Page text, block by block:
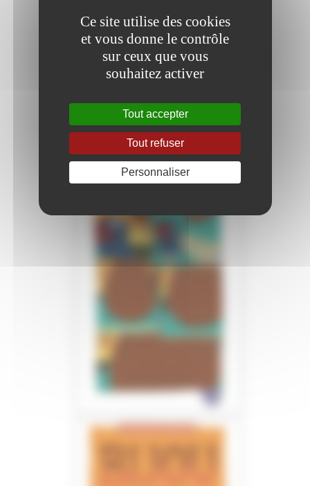
Ce site utilise des cookies
et vous donne le contrôle
sur ceux que vous
souhaitez activer
Tout accepter
Tout refuser
Personnaliser